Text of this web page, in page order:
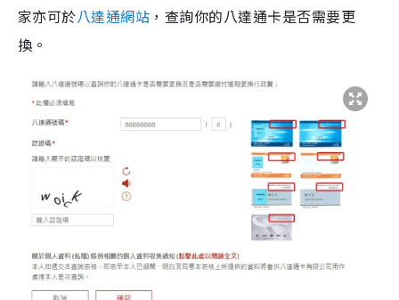
家亦可於八達通網站 ，查詢你的八達通卡是否需要更
換。